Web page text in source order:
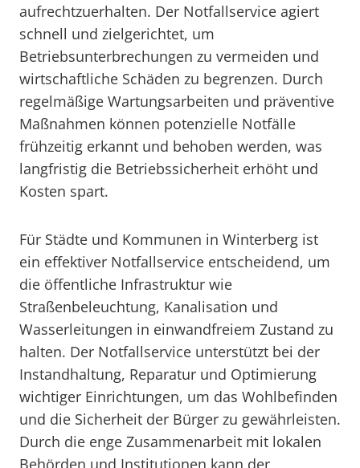
aufrechtzuerhalten. Der Notfallservice agiert
schnell und zielgerichtet, um
Betriebsunterbrechungen zu vermeiden und
wirtschaftliche Schäden zu begrenzen. Durch
regelmäßige Wartungsarbeiten und präventive
Maßnahmen können potenzielle Notfälle
frühzeitig erkannt und behoben werden, was
langfristig die Betriebssicherheit erhöht und
Kosten spart.
Für Städte und Kommunen in Winterberg ist
ein effektiver Notfallservice entscheidend, um
die öffentliche Infrastruktur wie
Straßenbeleuchtung, Kanalisation und
Wasserleitungen in einwandfreiem Zustand zu
halten. Der Notfallservice unterstützt bei der
Instandhaltung, Reparatur und Optimierung
wichtiger Einrichtungen, um das Wohlbefinden
und die Sicherheit der Bürger zu gewährleisten.
Durch die enge Zusammenarbeit mit lokalen
Behörden und Institutionen kann der